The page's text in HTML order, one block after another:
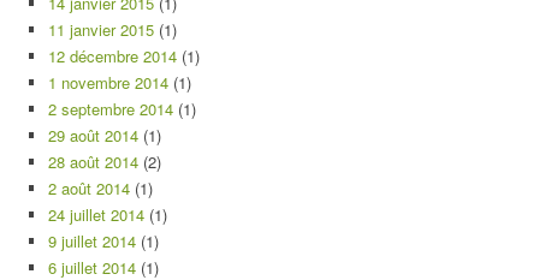
11 janvier 2015 (1)
12 décembre 2014 (1)
1 novembre 2014 (1)
2 septembre 2014 (1)
29 août 2014 (1)
28 août 2014 (2)
2 août 2014 (1)
24 juillet 2014 (1)
9 juillet 2014 (1)
6 juillet 2014 (1)